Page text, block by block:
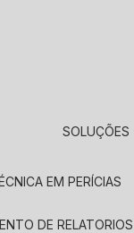
SOLUÇÕES
EM PERÍCIAS
DE